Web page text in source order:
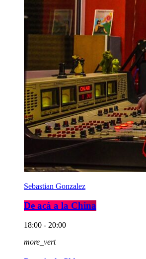
Sebastian Gonzalez
De acá a la China
18:00 - 20:00
more_vert